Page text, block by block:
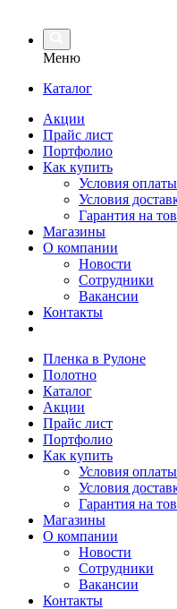
Меню
Каталог
Акции
Прайс лист
Портфолио
Как купить
Условия оплаты
Условия
Гарантия на
Магазины
О компании
Новости
Сотрудники
Вакансии
Контакты
Пленка в Рулоне
Полотно
Каталог
Акции
Прайс лист
Портфолио
Как купить
Условия оплаты
Условия
Гарантия на
Магазины
О компании
Новости
Сотрудники
Вакансии
Контакты